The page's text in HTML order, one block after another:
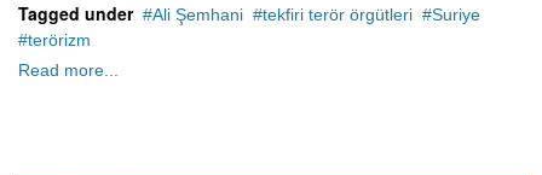
Tagged under Ali Şemhani tekfiri terör örgütleri
Suriye
terörizm
Read more...